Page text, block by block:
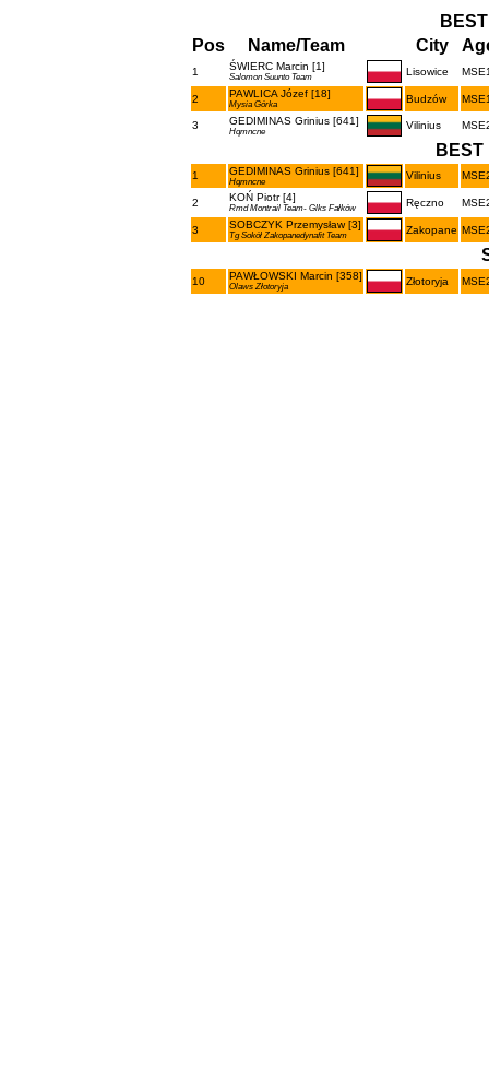
Pos
Name/Team City
1 ŚWIERC Marcin [1]
Salomon Suunto Team Lisowice
2 PAWLICA Józef [18]
Mysia Górka Budzów
3 GEDIMINAS Grinius [641]
Hqmncne
Vilinius
BEST
1 GEDIMINAS Grinius [641]
Hqmncne
Vilinius
2 KOŃ Piotr [4]
Rmd Montrail Team- Glks Fałków Ręczno
3 SOBCZYK Przemysław [3]
Tg Sokół Zakopanedynafit Team Zakopane
10 PAWŁOWSKI Marcin [358]
Olaws Złotoryja Złotoryja